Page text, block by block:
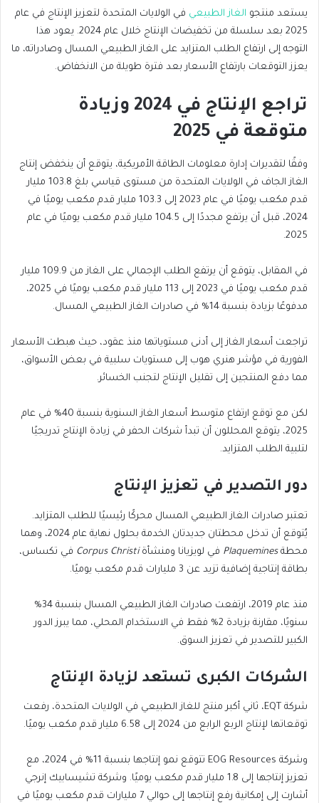
يستعد منتجو الغاز الطبيعي في الولايات المتحدة لتعزيز الإنتاج في عام
2025 بعد سلسلة من تخفيضات الإنتاج خلال عام 2024. يعود هذا
التوجه إلى ارتفاع الطلب المتزايد على الغاز الطبيعي المسال وصادراته، ما
يعزز التوقعات بارتفاع الأسعار بعد فترة طويلة من الانخفاض.
تراجع الإنتاج في 2024 وزيادة
متوقعة في 2025
وفقًا لتقديرات إدارة معلومات الطاقة الأمريكية، يتوقع أن ينخفض إنتاج
الغاز الجاف في الولايات المتحدة من مستوى قياسي بلغ 103.8 مليار
قدم مكعب يوميًا في عام 2023 إلى 103.3 مليار قدم مكعب يوميًا في
2024، قبل أن يرتفع مجددًا إلى 104.5 مليار قدم مكعب يوميًا في عام
2025.
في المقابل، يتوقع أن يرتفع الطلب الإجمالي على الغاز من 109.9 مليار
قدم مكعب يوميًا في 2023 إلى 113 مليار قدم مكعب يوميًا في 2025،
مدفوعًا بزيادة بنسبة 14% في صادرات الغاز الطبيعي المسال.
تراجعت أسعار الغاز إلى أدنى مستوياتها منذ عقود، حيث هبطت الأسعار
الفورية في مؤشر هنري هوب إلى مستويات سلبية في بعض الأسواق،
مما دفع المنتجين إلى تقليل الإنتاج لتجنب الخسائر.
لكن مع توقع ارتفاع متوسط أسعار الغاز السنوية بنسبة 40% في عام
2025، يتوقع المحللون أن تبدأ شركات الحفر في زيادة الإنتاج تدريجيًا
لتلبية الطلب المتزايد.
دور التصدير في تعزيز الإنتاج
تعتبر صادرات الغاز الطبيعي المسال محركًا رئيسيًا للطلب المتزايد.
يُتوقع أن تدخل محطتان جديدتان الخدمة بحلول نهاية عام 2024، وهما
محطةPlaquemines في لويزيانا ومنشأةCorpus Christi في تكساس،
بطاقة إنتاجية إضافية تزيد عن 3 مليارات قدم مكعب يوميًا.
منذ عام 2019، ارتفعت صادرات الغاز الطبيعي المسال بنسبة 34%
سنويًا، مقارنة بزيادة 2% فقط في الاستخدام المحلي، مما يبرز الدور
الكبير للتصدير في تعزيز السوق.
الشركات الكبرى تستعد لزيادة الإنتاج
شركة EQT، ثاني أكبر منتج للغاز الطبيعي في الولايات المتحدة، رفعت
توقعاتها لإنتاج الربع الرابع من 2024 إلى 6.58 مليار قدم مكعب يوميًا.
وشركة EOG Resources تتوقع نمو إنتاجها بنسبة 11% في 2024، مع
تعزيز إنتاجها إلى 1.8 مليار قدم مكعب يوميًا. وشركة تشيسابيك إنرجي
أشارت إلى إمكانية رفع إنتاجها إلى حوالي 7 مليارات قدم مكعب يوميًا في